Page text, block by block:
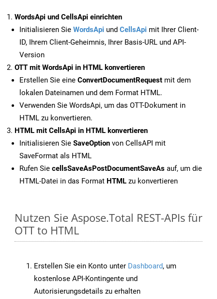
WordsApi und CellsApi einrichten
Initialisieren Sie WordsApi und CellsApi mit Ihrer Client-
ID, Ihrem Client-Geheimnis, Ihrer Basis-URL und API-
Version
OTT mit WordsApi in HTML konvertieren
Erstellen Sie eine ConvertDocumentRequest mit dem
lokalen Dateinamen und dem Format HTML.
Verwenden Sie WordsApi, um das OTT-Dokument in
HTML zu konvertieren.
HTML mit CellsApi in HTML konvertieren
Initialisieren Sie SaveOption von CellsAPI mit
SaveFormat als HTML
Rufen Sie cellsSaveAsPostDocumentSaveAs auf, um die
HTML-Datei in das Format HTML zu konvertieren
Nutzen Sie Aspose.Total REST-APIs für
OTT to HTML
Erstellen Sie ein Konto unter Dashboard, um
kostenlose API-Kontingente und
Autorisierungsdetails zu erhalten